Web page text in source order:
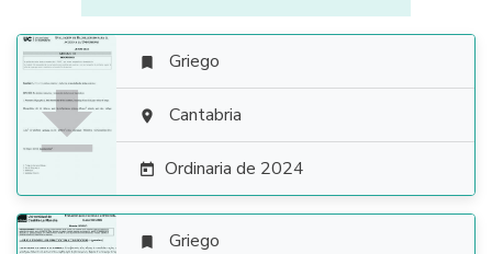

 Griego
 Cantabria
 Ordinaria de 2024
 Griego